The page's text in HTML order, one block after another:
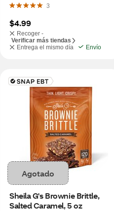
3
$4.99
Recoger -
Verificar más tiendas
Entrega el mismo día
Envío
Agotado
Sheila G's Brownie Brittle,
Salted Caramel, 5 oz